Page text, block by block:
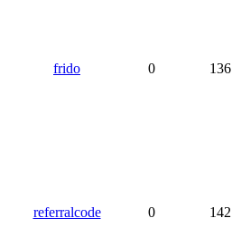
frido 0 136
referralcode 0 142